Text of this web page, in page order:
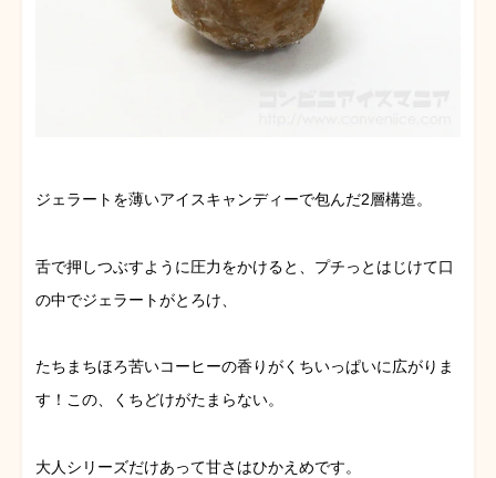
ジェラートを薄いアイスキャンディーで包んだ2層構造。
舌で押しつぶすように圧力をかけると、プチっとはじけて口
の中でジェラートがとろけ、
たちまちほろ苦いコーヒーの香りがくちいっぱいに広がりま
す！この、くちどけがたまらない。
大人シリーズだけあって甘さはひかえめです。